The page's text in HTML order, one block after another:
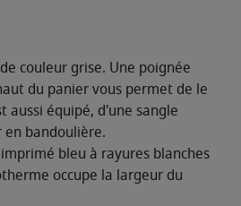
couleur grise. Une poignée
du panier vous permet de le
aussi équipé, d'une sangle
bandoulière.
bleu à rayures blanches
occupe la largeur du